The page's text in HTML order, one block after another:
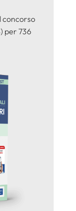
concorso
per 736